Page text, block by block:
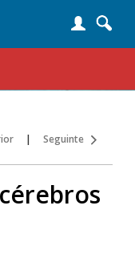
| Seguinte